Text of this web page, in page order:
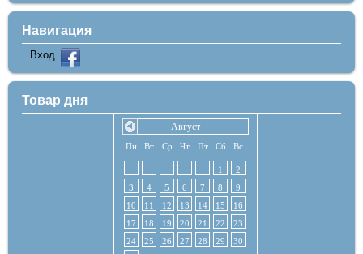
Навигация
Вход
Товар дня
Август
Пн Вт Ср Чт Пт Сб Вс
1
2
3
4 5 6 7 8
9
10
11 12 13 14 15
16
17
18 19 20 21 22
23
24
25 26 27 28 29
30